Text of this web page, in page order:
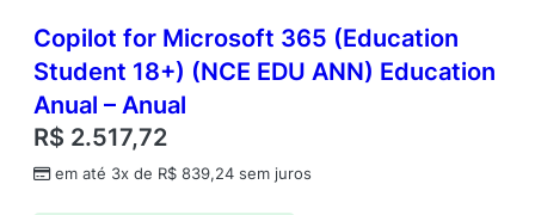
Copilot for Microsoft 365 (Education
Student 18+) (NCE EDU ANN) Education
Anual – Anual
R$ 2.517,72
em até 3x de R$ 839,24 sem juros